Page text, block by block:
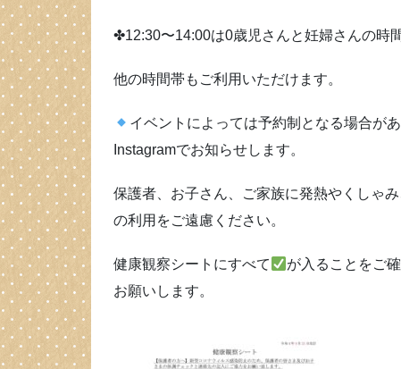
✤12:30〜14:00は0歳児さんと妊婦さんの時
他の時間帯もご利用いただけます。
イベントによっては予約制となる場合が
Instagramでお知らせします。
保護者、お子さん、ご家族に発熱やくしゃ
の利用をご遠慮ください。
健康観察シートにすべて
が入ることをご
お願いします。